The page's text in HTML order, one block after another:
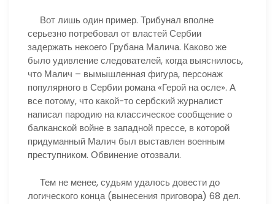
Вот лишь один пример. Трибунал вполне
серьезно потребовал от властей Сербии
задержать некоего Грубана Малича. Каково же
было удивление следователей, когда выяснилось,
что Малич – вымышленная фигура, персонаж
популярного в Сербии романа «Герой на осле». А
все потому, что какой-то сербский журналист
написал пародию на классическое сообщение о
балканской войне в западной прессе, в которой
придуманный Малич был выставлен военным
преступником. Обвинение отозвали.
Тем не менее, судьям удалось довести до
логического конца (вынесения приговора) 68 дел.